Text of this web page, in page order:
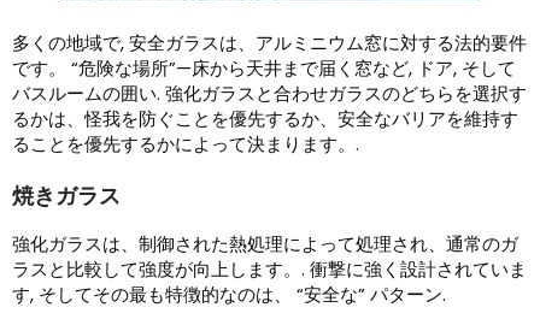
多くの地域で, 安全ガラスは、アルミニウム窓に対する法的要件
です。 “危険な場所”—床から天井まで届く窓など, ドア, そして
バスルームの囲い. 強化ガラスと合わせガラスのどちらを選択す
るかは、怪我を防ぐことを優先するか、安全なバリアを維持す
ることを優先するかによって決まります。.
焼きガラス
強化ガラスは、制御された熱処理によって処理され、通常のガ
ラスと比較して強度が向上します。. 衝撃に強く設計されていま
す, そしてその最も特徴的なのは、 “安全な” パターン.